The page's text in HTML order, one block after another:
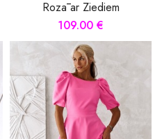
Rozā ar Ziediem
109.00 €